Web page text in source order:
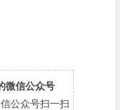
微信公众号
公众号扫一扫